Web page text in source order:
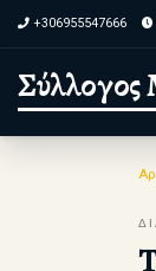
Skip to content
+306955547666